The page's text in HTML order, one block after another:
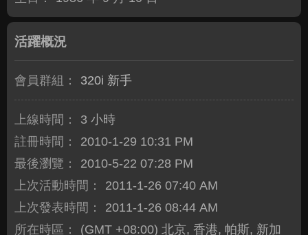
活躍概況
會員群組： 320i 新手
上線時間：
3 小時
註冊時間：
2010-1-29 10:31 PM
最後瀏覽：
2010-5-22 07:28 PM
上次活動時間：
2011-1-26 07:40 AM
上次發表時間：
2011-1-26 08:44 AM
所在時區：
(GMT +08:00) 北京, 香港, 帕斯, 新加